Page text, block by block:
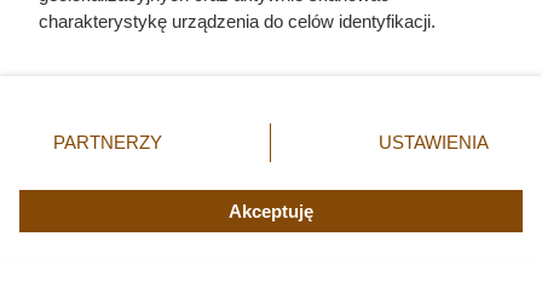
charakterystykę urządzenia do celów identyfikacji.
zmienić/wycofać klikając przycisk ustawień prywatności
znajdujący się w lewym dolnym rogu strony. Niektóre
użytkownika, ale masz prawo sprzeciwić się takiemu
przetwarzaniu. Preferencje będą miały zastosowania tylko
PARTNERZY USTAWIENIA
Akceptuję